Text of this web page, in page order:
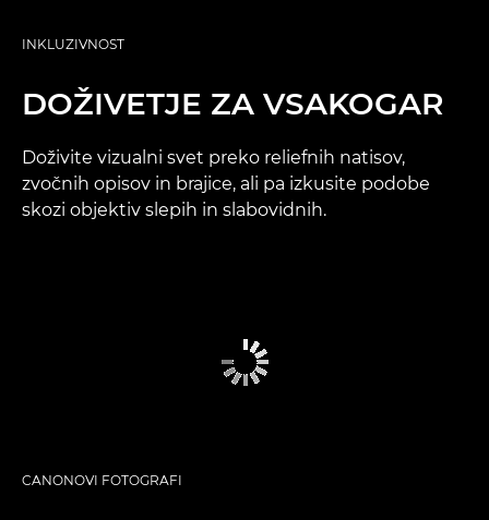
INKLUZIVNOST
DOŽIVETJE ZA VSAKOGAR
Doživite vizualni svet preko reliefnih natisov,
zvočnih opisov in brajice, ali pa izkusite podobe
skozi objektiv slepih in slabovidnih.
CANONOVI FOTOGRAFI